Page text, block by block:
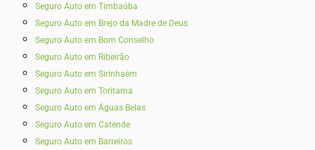
Seguro Auto em Timbaúba
Seguro Auto em Brejo da Madre de Deus
Seguro Auto em Bom Conselho
Seguro Auto em Ribeirão
Seguro Auto em Sirinhaém
Seguro Auto em Toritama
Seguro Auto em Águas Belas
Seguro Auto em Catende
Seguro Auto em Barreiros